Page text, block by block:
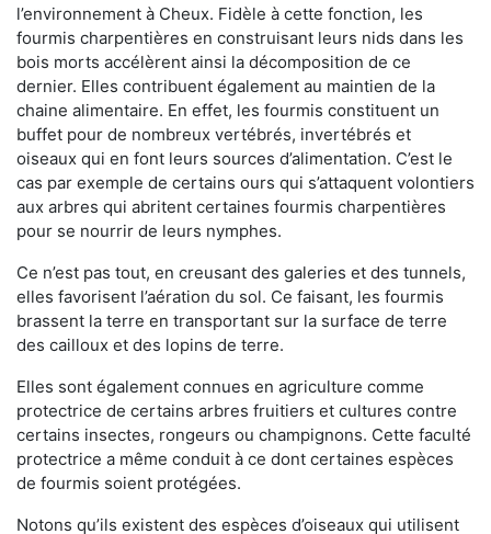
l’environnement à Cheux. Fidèle à cette fonction, les
fourmis charpentières en construisant leurs nids dans les
bois morts accélèrent ainsi la décomposition de ce
dernier. Elles contribuent également au maintien de la
chaine alimentaire. En effet, les fourmis constituent un
buffet pour de nombreux vertébrés, invertébrés et
oiseaux qui en font leurs sources d’alimentation. C’est le
cas par exemple de certains ours qui s’attaquent volontiers
aux arbres qui abritent certaines fourmis charpentières
pour se nourrir de leurs nymphes.
Ce n’est pas tout, en creusant des galeries et des tunnels,
elles favorisent l’aération du sol. Ce faisant, les fourmis
brassent la terre en transportant sur la surface de terre
des cailloux et des lopins de terre.
Elles sont également connues en agriculture comme
protectrice de certains arbres fruitiers et cultures contre
certains insectes, rongeurs ou champignons. Cette faculté
protectrice a même conduit à ce dont certaines espèces
de fourmis soient protégées.
Notons qu’ils existent des espèces d’oiseaux qui utilisent